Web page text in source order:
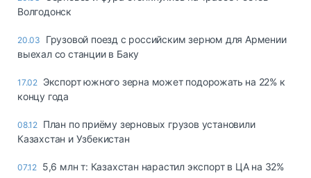
Волгодонск
20.03
Грузовой поезд с российским зерном для Армении
выехал со станции в Баку
17.02 Экспорт южного зерна может подорожать на 22% к
концу года
08.12 План по приёму зерновых грузов установили
Казахстан и Узбекистан
07.12 5,6 млн т: Казахстан нарастил экспорт в ЦА на 32%